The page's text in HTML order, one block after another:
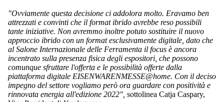
"Ovviamente questa decisione ci addolora molto. Eravamo ben
attrezzati e convinti che il format ibrido avrebbe reso possibili
tante iniziative. Non avremmo inoltre potuto sostituire il nuovo
approccio ibrido con un format esclusivamente digitale, dato che
al Salone Internazionale delle Ferramenta il focus è ancora
incentrato sulla presenza fisica degli espositori, che possono
comunque sfruttare l'offerta e le possibilità offerte dalla
piattaforma digitale EISENWARENMESSE@home. Con il deciso
impegno del settore vogliamo però ora guardare con positività e
rinnovata energia all'edizione 2022", sottolinea Catja Caspary,